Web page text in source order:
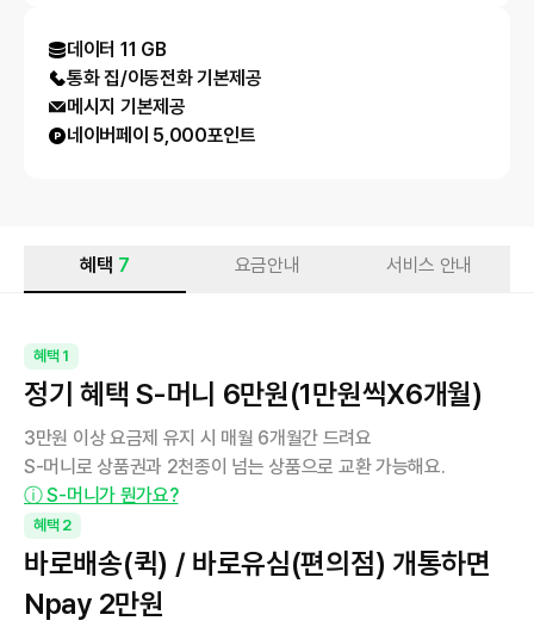
데이터 11 GB
통화 집/이동전화기본제공
메시지 기본제공
네이버페이 5,000포인트
혜택 7 요금안내 서비스 안내
혜택 1
정기 혜택 S-머니 6만원(1만원씩X6개월)
3만원 이상 요금제 유지 시 매월 6개월간 드려요
S-머니로 상품권과 2천종이 넘는 상품으로 교환 가능해요.
ⓘ S-머니가 뭔가요?
혜택 2
바로배송(퀵) / 바로유심(편의점) 개통하면
Npay 2만원